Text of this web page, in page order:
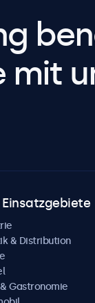
mit
Einsatzgebiete
& Distribution
Gastronomie